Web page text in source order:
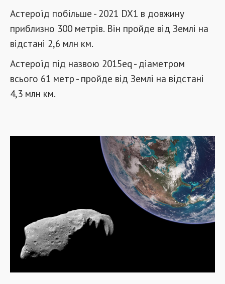
Астероїд побільше - 2021 DX1 в довжину
приблизно 300 метрів. Він пройде від Землі на
відстані 2,6 млн км.
Астероїд під назвою 2015eq - діаметром
всього 61 метр - пройде від Землі на відстані
4,3 млн км.